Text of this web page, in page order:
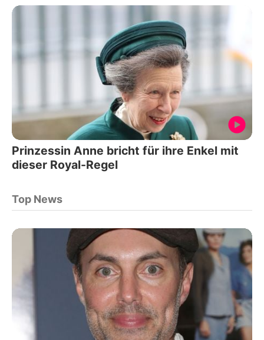
Prinzessin Anne bricht für ihre Enkel mit
dieser Royal-Regel
Top News